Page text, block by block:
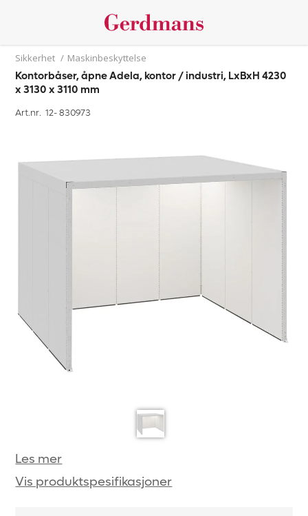
Sikkerhet / Maskinbeskyttelse
Kontorbåser, åpne Adela, kontor / industri, LxBxH 4230
x 3130 x 3110 mm
Art.nr. 12-830973
Les mer
Vis produktspesifikasjoner